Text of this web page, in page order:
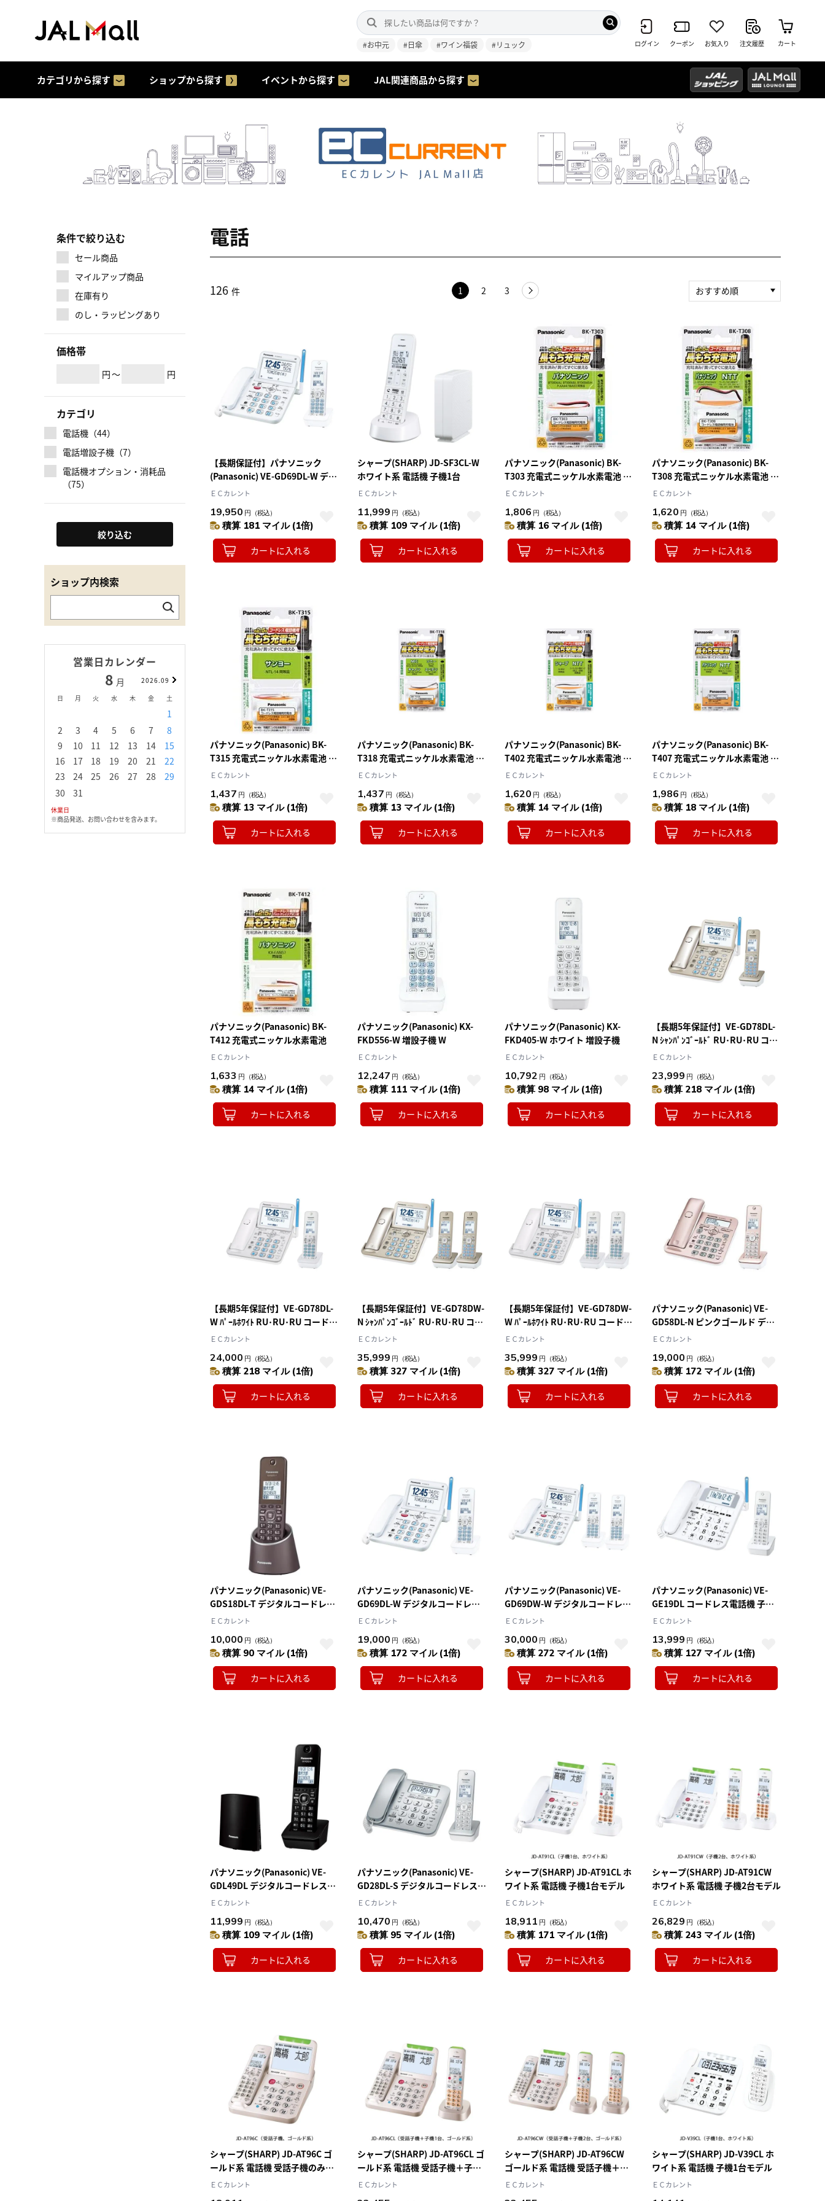
#お中元 #日傘 #ワイン福袋 #リュック ログイン クーポン お気入り 注文履歴 カート
カテゴリから探す ショップから探す イベントから探す JAL関連商品から探す
マイルアップ商品
条件で絞り込む
セール商品
在庫有り
のし・ラッピングあり
価格帯
円～ 円
カテゴリ
電話機（44）
電話増設子機（7）
電話機オプション・消耗品
（75）
絞り込む
ショップ内検索
営業日カレンダー
8 月
2026.09
日
月 火 水 木 金 土
1
2
3 4 5 6 7
8
9
10 11 12 13 14
15
16
17 18 19 20 21
22
23
24 25 26 27 28
29
30
31
9月
2026.10
水 木 金 土
2 3 4
5
9 10 11
12
14 15 16 17 18
19
21 22 23 24 25
26
28 29
月
2026.11
木 金
1 2
12 13 14 15 16
17
18
19 20 21 22 23
24
26 27 28
休業日
※商品発送、お問い合わせを含みます。
電話
126 件 1 2 3
おすすめ順
積算マイル率（高い
順）
人気順
レビュー件数（多い
順）
レビュー評価（高い
順）
価格（安い順）
価格（高い順）
【長期保証付】パナソニック
(Panasonic) VE-GD69DL-W デジ
タルコードレス電話機 子機1台付
ＥＣカレント
19,950 円 （税込）
積算 181 マイル (1倍)
カートに入れる
シャープ(SHARP) JD-SF3CL-W
ホワイト系 電話機 子機1台
ＥＣカレント
11,999 円 （税込）
積算 109 マイル (1倍)
カートに入れる
パナソニック(Panasonic) BK-
T303 充電式ニッケル水素電池 コ
ードレス電話機用
ＥＣカレント
1,806 円 （税込）
積算 16 マイル (1倍)
カートに入れる
パナソニック(Panasonic) BK-
T308 充電式ニッケル水素電池 コ
ードレス電話機用
ＥＣカレント
1,620 円 （税込）
積算 14 マイル (1倍)
カートに入れる
パナソニック(Panasonic) BK-
T315 充電式ニッケル水素電池 コ
ードレス電話機用
ＥＣカレント
1,437 円 （税込）
積算 13 マイル (1倍)
カートに入れる
パナソニック(Panasonic) BK-
T318 充電式ニッケル水素電池 コ
ードレス電話機用
ＥＣカレント
1,437 円 （税込）
積算 13 マイル (1倍)
カートに入れる
パナソニック(Panasonic) BK-
T402 充電式ニッケル水素電池 コ
ードレス電話機用
ＥＣカレント
1,620 円 （税込）
積算 14 マイル (1倍)
カートに入れる
パナソニック(Panasonic) BK-
T407 充電式ニッケル水素電池 コ
ードレス電話機用
ＥＣカレント
1,986 円 （税込）
積算 18 マイル (1倍)
カートに入れる
パナソニック(Panasonic) BK-
T412 充電式ニッケル水素電池
ＥＣカレント
1,633 円 （税込）
積算 14 マイル (1倍)
カートに入れる
パナソニック(Panasonic) KX-
FKD556-W 増設子機 W
ＥＣカレント
12,247 円 （税込）
積算 111 マイル (1倍)
カートに入れる
パナソニック(Panasonic) KX-
FKD405-W ホワイト 増設子機
ＥＣカレント
10,792 円 （税込）
積算 98 マイル (1倍)
カートに入れる
【長期5年保証付】VE-GD78DL-
N ｼｬﾝﾊﾟﾝｺﾞｰﾙﾄﾞ RU･RU･RU コー
ドレス電話 子機1台付
ＥＣカレント
23,999 円 （税込）
積算 218 マイル (1倍)
カートに入れる
【長期5年保証付】VE-GD78DL-
W ﾊﾟｰﾙﾎﾜｲﾄ RU･RU･RU コードレ
ス電話機 子機
ＥＣカレント
24,000 円 （税込）
積算 218 マイル (1倍)
カートに入れる
【長期5年保証付】VE-GD78DW-
N ｼｬﾝﾊﾟﾝｺﾞｰﾙﾄﾞ RU･RU･RU コー
ドレス電話 子機2台付
ＥＣカレント
35,999 円 （税込）
積算 327 マイル (1倍)
カートに入れる
【長期5年保証付】VE-GD78DW-
W ﾊﾟｰﾙﾎﾜｲﾄ RU･RU･RU コードレ
ス電話機 子機
ＥＣカレント
35,999 円 （税込）
積算 327 マイル (1倍)
カートに入れる
パナソニック(Panasonic) VE-
GD58DL-N ピンクゴールド デジ
タルコードレス電話機 子機1台付
ＥＣカレント
19,000 円 （税込）
積算 172 マイル (1倍)
カートに入れる
パナソニック(Panasonic) VE-
GDS18DL-T デジタルコードレス
電話機 充電台付親機および子機1
ＥＣカレント
10,000 円 （税込）
積算 90 マイル (1倍)
カートに入れる
パナソニック(Panasonic) VE-
GD69DL-W デジタルコードレス
電話機 子機1台付き
ＥＣカレント
19,000 円 （税込）
積算 172 マイル (1倍)
カートに入れる
パナソニック(Panasonic) VE-
GD69DW-W デジタルコードレス
電話機 子機2台付き
ＥＣカレント
30,000 円 （税込）
積算 272 マイル (1倍)
カートに入れる
パナソニック(Panasonic) VE-
GE19DL コードレス電話機 子機1
台付き
ＥＣカレント
13,999 円 （税込）
積算 127 マイル (1倍)
カートに入れる
パナソニック(Panasonic) VE-
GDL49DL デジタルコードレス電
話機 子機1台付き
ＥＣカレント
11,999 円 （税込）
積算 109 マイル (1倍)
カートに入れる
パナソニック(Panasonic) VE-
GD28DL-S デジタルコードレス電
話機 子機1台付き 迷惑電話防止対
ＥＣカレント
10,470 円 （税込）
積算 95 マイル (1倍)
カートに入れる
シャープ(SHARP) JD-AT91CL ホ
ワイト系 電話機 子機1台モデル
ＥＣカレント
18,911 円 （税込）
積算 171 マイル (1倍)
カートに入れる
シャープ(SHARP) JD-AT91CW
ホワイト系 電話機 子機2台モデル
ＥＣカレント
26,829 円 （税込）
積算 243 マイル (1倍)
カートに入れる
シャープ(SHARP) JD-AT96C ゴ
ールド系 電話機 受話子機のみモ
デル
ＥＣカレント
シャープ(SHARP) JD-AT96CL ゴ
ールド系 電話機 受話子機＋子機1
台モデル
ＥＣカレント
シャープ(SHARP) JD-AT96CW
ゴールド系 電話機 受話子機＋子
機2台モデル
ＥＣカレント
シャープ(SHARP) JD-V39CL ホ
ワイト系 電話機 子機1台モデル
ＥＣカレント